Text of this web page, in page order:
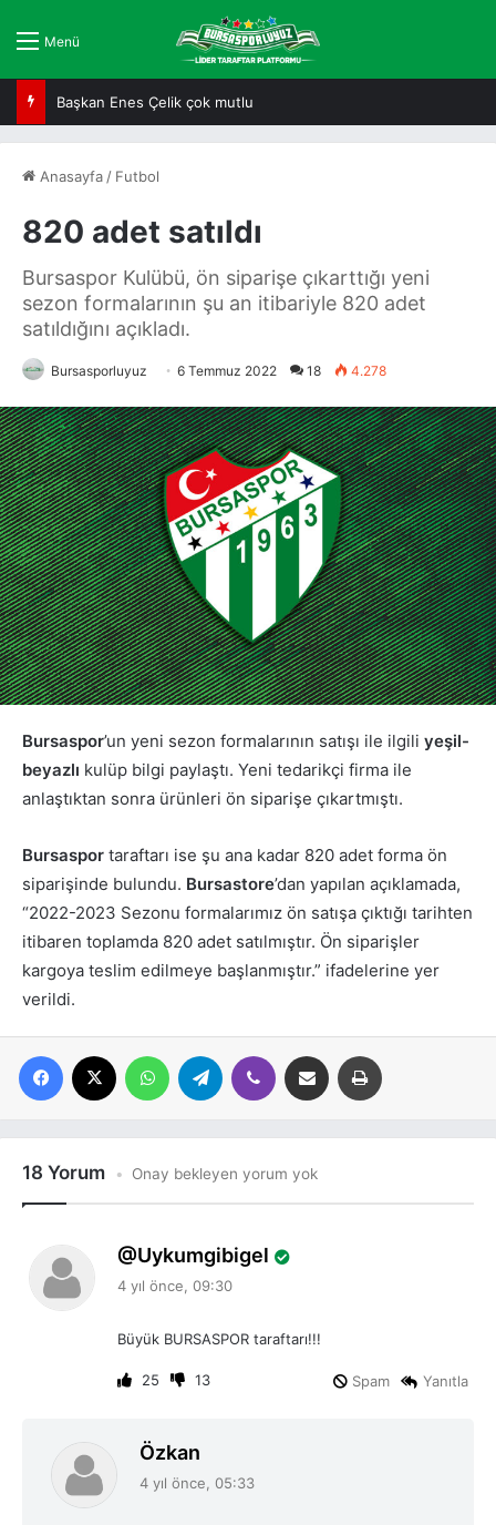
Menü
Başkan Enes Çelik çok mutlu
Anasayfa / Futbol
820 adet satıldı
Bursaspor Kulübü, ön siparişe çıkarttığı yeni
sezon formalarının şu an itibariyle 820 adet
satıldığını açıkladı.
Bursasporluyuz 6 Temmuz 2022 18 4.278
Bursaspor’un yeni sezon formalarının satışı ile ilgili yeşil-
beyazlı kulüp bilgi paylaştı. Yeni tedarikçi firma ile
anlaştıktan sonra ürünleri ön siparişe çıkartmıştı.
Bursaspor taraftarı ise şu ana kadar 820 adet forma ön
siparişinde bulundu. Bursastore’dan yapılan açıklamada,
“2022-2023 Sezonu formalarımız ön satışa çıktığı tarihten
itibaren toplamda 820 adet satılmıştır. Ön siparişler
kargoya teslim edilmeye başlanmıştır.” ifadelerine yer
verildi.
Facebook WhatsAppTelegram Viber E-posta ile paylaş
18 Yorum Onay bekleyen yorum yok
Uykumgibigel
4 yıl önce, 09:30
Büyük BURSASPOR taraftarı!!!
25 13 Yanıtla
Spam
Özkan
4 yıl önce, 05:33